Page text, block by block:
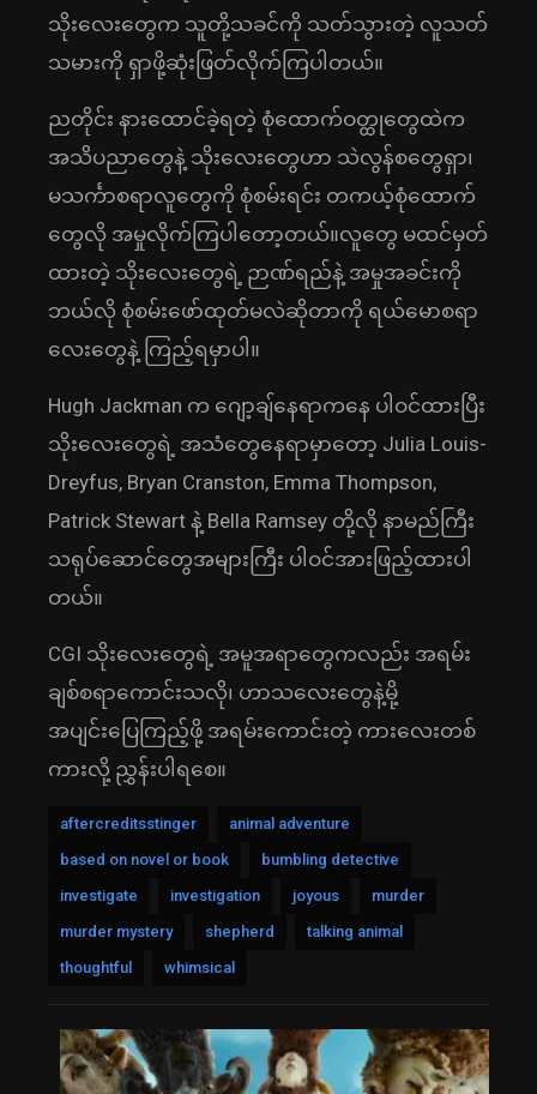
သိုးလေးတွေက သူတို့သခင်ကို သတ်သွားတဲ့ လူသတ်
သမားကို ရှာဖို့ဆုံးဖြတ်လိုက်ကြပါတယ်။
ညတိုင်း နားထောင်ခဲ့ရတဲ့ စုံထောက်ဝတ္ထုတွေထဲက
အသိပညာတွေနဲ့ သိုးလေးတွေဟာ သဲလွန်စတွေရှာ၊
မသင်္ကာစရာလူတွေကို စုံစမ်းရင်း တကယ့်စုံထောက်
တွေလို အမှုလိုက်ကြပါတော့တယ်။လူတွေ မထင်မှတ်
ထားတဲ့ သိုးလေးတွေရဲ့ ဉာဏ်ရည်နဲ့ အမှုအခင်းကို
ဘယ်လို စုံစမ်းဖော်ထုတ်မလဲဆိုတာကို ရယ်မောစရာ
လေးတွေနဲ့ ကြည့်ရမှာပါ။
Hugh Jackman က ဂျော့ချ်နေရာကနေ ပါဝင်ထားပြီး
သိုးလေးတွေရဲ့ အသံတွေနေရာမှာတော့ Julia Louis-
Dreyfus, Bryan Cranston, Emma Thompson,
Patrick Stewart နဲ့ Bella Ramsey တို့လို နာမည်ကြီး
သရုပ်ဆောင်တွေအများကြီး ပါဝင်အားဖြည့်ထားပါ
တယ်။
CGI သိုးလေးတွေရဲ့ အမူအရာတွေကလည်း အရမ်း
ချစ်စရာကောင်းသလို၊ ဟာသလေးတွေနဲ့မို့
အပျင်းပြေကြည့်ဖို့ အရမ်းကောင်းတဲ့ ကားလေးတစ်
ကားလို့ ညွှန်းပါရစေ။
aftercreditsstinger
animal adventure
based on novel or book
bumbling detective
investigate
investigation joyous
murder
murder mystery
shepherd
talking animal
thoughtful
whimsical